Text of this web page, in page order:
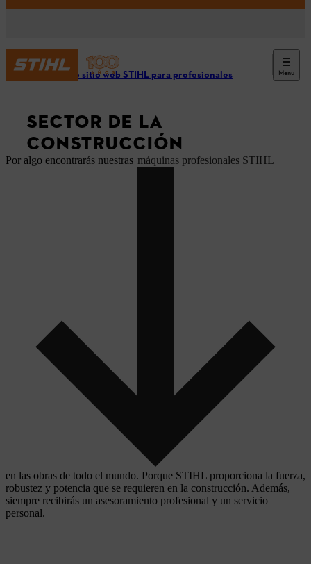
Menu
Nuestro sitio web STIHL para profesionales
SECTOR DE LA
CONSTRUCCIÓN
Por algo encontrarás nuestras máquinas profesionales STIHL
en las obras de todo el mundo. Porque STIHL proporciona la fuerza,
robustez y potencia que se requieren en la construcción. Además,
siempre recibirás un asesoramiento profesional y un servicio
personal.